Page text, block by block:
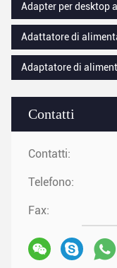
Contatti
Contatti:
Telefono:
Fax:
Adapter per desktop
Adattatore di
Adaptatore di